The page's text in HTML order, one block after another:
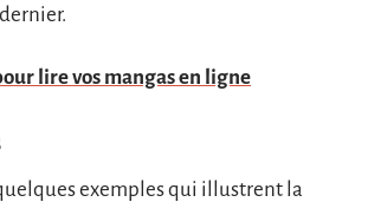
lire vos mangas en ligne
exemples qui illustrent la